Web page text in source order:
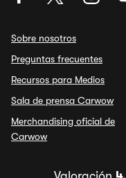
Sobre nosotros
Preguntas frecuentes
Recursos para Medios
Sala de prensa Carwow
Merchandising oficial de
Carwow